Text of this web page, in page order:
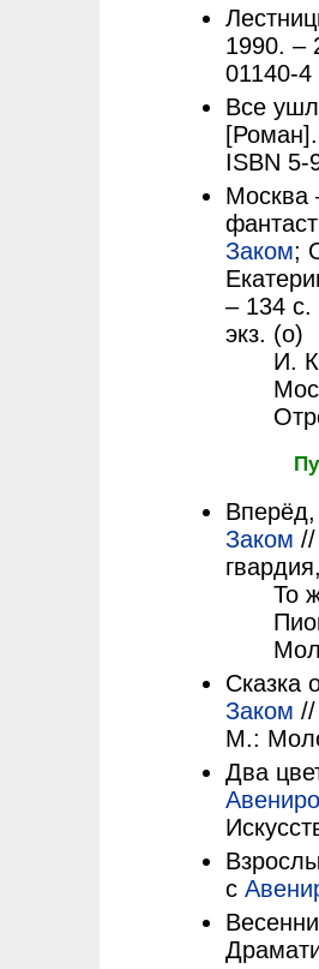
1990. –
01140-4
Все
ISBN 5-
Москва
Заком;
– 134 с.
экз. (о)
И.
Заком
То
Сказка
Заком //
М.:
Два
с